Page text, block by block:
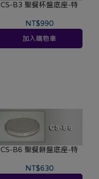
CS-B3 聖餐杯盤底座-特
NT$990
加入購物車
CS-B6 聖餐餅盤底座-特
NT$630